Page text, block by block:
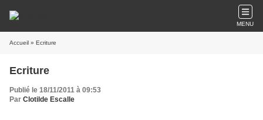
MENU
Accueil » Ecriture
Ecriture
Publié le 18/11/2011 à 09:53
Par Clotilde Escalle